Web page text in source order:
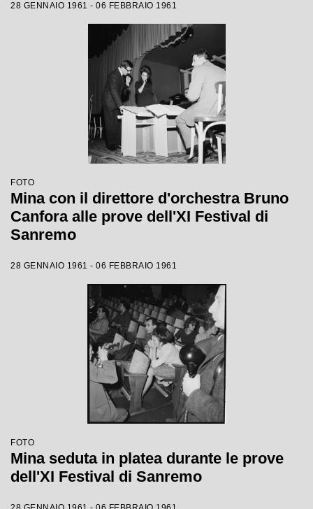
28 GENNAIO 1961 - 06 FEBBRAIO 1961
FOTO
Mina con il direttore d'orchestra Bruno
Canfora alle prove dell'XI Festival di
Sanremo
28 GENNAIO 1961 - 06 FEBBRAIO 1961
FOTO
Mina seduta in platea durante le prove
dell'XI Festival di Sanremo